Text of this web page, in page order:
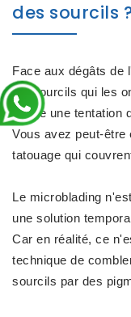
des sourcils
Face aux dégâts de
les sourcils qui les
existe une tentation
Vous avez peut-être
tatouage qui
Le microblading
une solution
Car en réalité, ce
technique de
sourcils par des